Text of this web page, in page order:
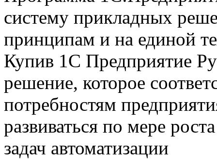
систему прикладных
принципам и на единой
Купив 1С Предприятие
решение, которое
потребностям
развиваться по мере
задач автоматизации